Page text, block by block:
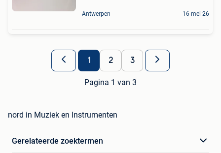
Antwerpen 16 mei 26
1 2 3
Pagina 1 van 3
nord in Muziek en Instrumenten
Gerelateerde zoektermen